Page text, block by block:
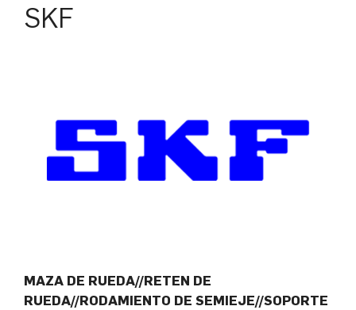
SKF
MAZA DE RUEDA//RETEN DE
RUEDA//RODAMIENTO DE SEMIEJE//SOPORTE